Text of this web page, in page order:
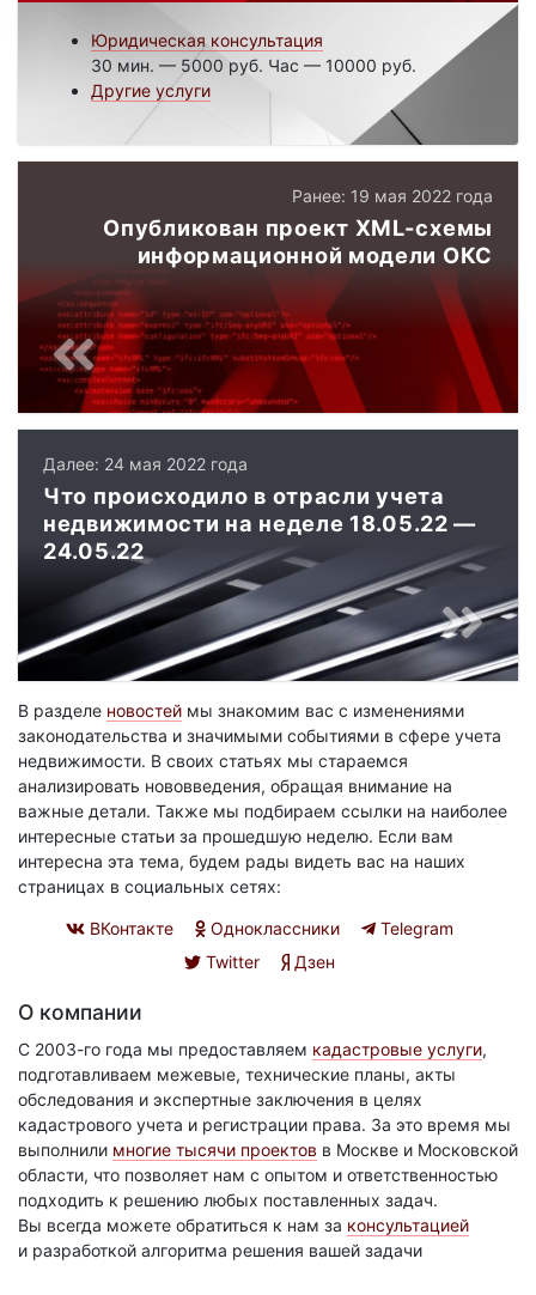
Юридическая консультация
30 мин. — 5000 руб. Час — 10000 руб.
Другие услуги
Ранее: 19 мая 2022 года
Опубликован проект XML-схемы
информационной модели ОКС
Далее: 24 мая 2022 года
Что происходило в отрасли учета
недвижимости на неделе 18.05.22 —
24.05.22
В разделе новостей мы знакомим вас с изменениями
законодательства и значимыми событиями в сфере учета
недвижимости. В своих статьях мы стараемся
анализировать нововведения, обращая внимание на
важные детали. Также мы подбираем ссылки на наиболее
интересные статьи за прошедшую неделю. Если вам
интересна эта тема, будем рады видеть вас на наших
страницах в социальных сетях:
ВКонтакте Одноклассники
Telegram
Twitter
Дзен
О компании
С 2003-го года мы предоставляем кадастровые услуги,
подготавливаем межевые, технические планы, акты
обследования и экспертные заключения в целях
кадастрового учета и регистрации права. За это время мы
выполнили многие тысячи проектов в Москве и Московской
области, что позволяет нам с опытом и ответственностью
подходить к решению любых поставленных задач.
Вы всегда можете обратиться к нам за консультацией
и разработкой алгоритма решения вашей задачи